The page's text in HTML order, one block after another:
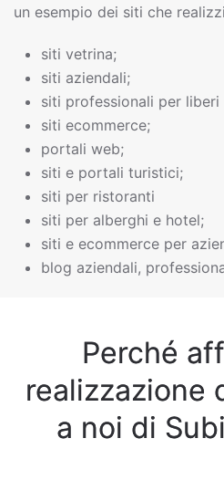
un esempio dei siti che
siti vetrina;
siti aziendali;
siti professionali per
siti ecommerce;
portali web;
siti e portali turistici;
siti per ristoranti
siti per alberghi e hotel;
siti e ecommerce per
blog aziendali,
Perché
realizzazione
a noi di